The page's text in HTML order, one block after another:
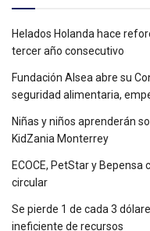
Helados Holanda hace
tercer año consecutivo
Fundación Alsea abre su
seguridad alimentaria,
Niñas y niños aprenderán
KidZania Monterrey
ECOCE, PetStar y
circular
Se pierde 1 de cada 3
ineficiente de recursos